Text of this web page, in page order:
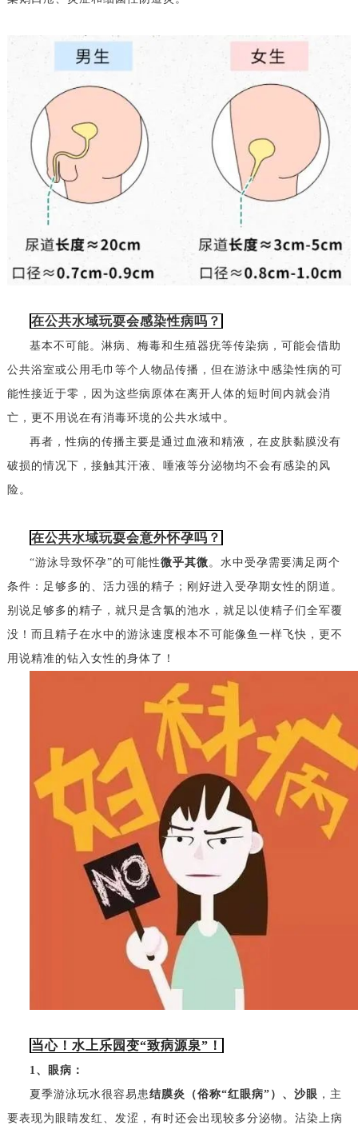
在公共水域玩耍会感染性病吗？
基本不可能。淋病、梅毒和生殖器疣等传染病，可能会借助
公共浴室或公用毛巾等个人物品传播，但在游泳中感染性病的可
能性接近于零，因为这些病原体在离开人体的短时间内就会消
亡，更不用说在有消毒环境的公共水域中。
再者，性病的传播主要是通过血液和精液，在皮肤黏膜没有
破损的情况下，接触其汗液、唾液等分泌物均不会有感染的风
险。
在公共水域玩耍会意外怀孕吗？
“游泳导致怀孕”的可能性微乎其微。水中受孕需要满足两个
条件：足够多的、活力强的精子；刚好进入受孕期女性的阴道。
别说足够多的精子，就只是含氯的池水，就足以使精子们全军覆
没！而且精子在水中的游泳速度根本不可能像鱼一样飞快，更不
用说精准的钻入女性的身体了！
当心！水上乐园变“致病源泉”！
1、眼病：
夏季游泳玩水很容易患结膜炎（俗称“红眼病”）、沙眼 ，主
要表现为眼睛发红、发涩，有时还会出现较多分泌物。沾染上病